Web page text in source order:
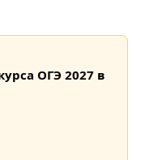
ОГЭ 2027 в